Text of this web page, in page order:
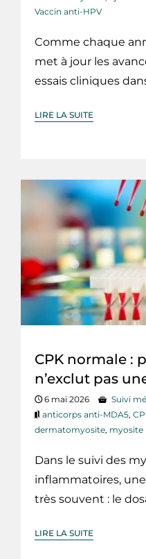
Vaccin anti-HPV
Comme chaque
met à jour les
essais cliniques
LIRE LA SUITE
CPK normale :
n’exclut pas
6 mai 2026
Suivi
anticorps anti-MDA5,
dermatomyosite, myosite
Dans le suivi des
inflammatoires,
très souvent : le
LIRE LA SUITE